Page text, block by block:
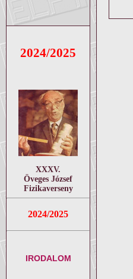
2024/2025
XXXV.
Öveges József
Fizikaverseny
2024/2025
IRODALOM